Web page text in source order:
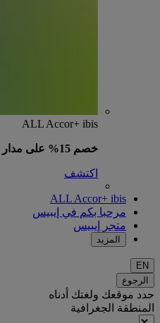
ALL Accor+ ibis
خصم 15% على مدار العام
اكتشف
ALL Accor+ ibis
مرحبا بكم في إيبيس
متجر إيبيس
المزيد
EN
الرجوع
حدد موقعك ولغتك أدناه
المنطقة الجغرافية